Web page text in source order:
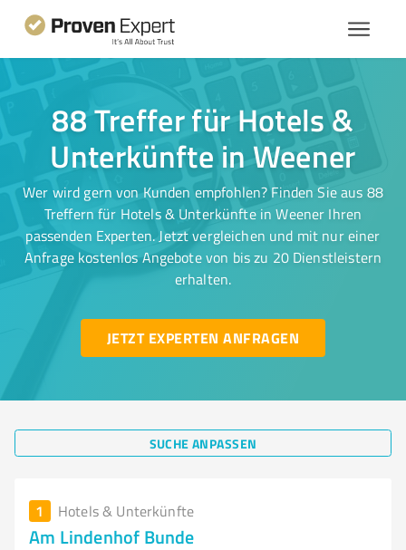
88 Treffer für Hotels &
Unterkünfte in Weener
Wer wird gern von Kunden empfohlen? Finden Sie aus 88
Treffern für Hotels & Unterkünfte in Weener Ihren
passenden Experten. Jetzt vergleichen und mit nur einer
Anfrage kostenlos Angebote von bis zu 20 Dienstleistern
erhalten.
JETZT EXPERTEN ANFRAGEN
SUCHE ANPASSEN
1 Hotels & Unterkünfte
Am Lindenhof Bunde